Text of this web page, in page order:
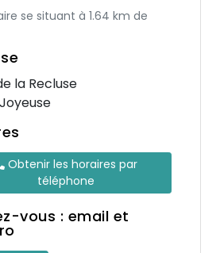
se situant à 1.64 km de
la Recluse
Obtenir les horaires par
téléphone
vous : email et